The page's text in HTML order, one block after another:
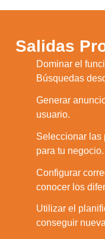
Salidas
Dominar el
Búsquedas
Generar
usuario.
Seleccionar las
para tu negocio.
Configurar
conocer los
Utilizar el
conseguir